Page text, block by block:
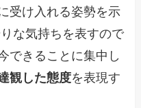
受け入れる姿勢を示
な気持ちを表すので
できることに集中し
観した態度を表現す